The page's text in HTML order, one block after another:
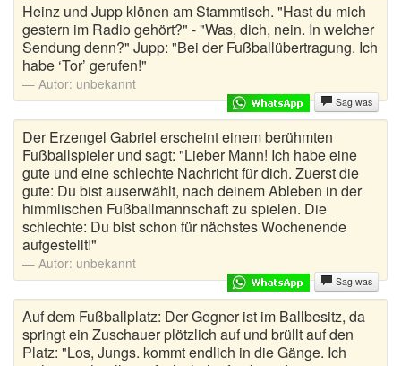
Heinz und Jupp klönen am Stammtisch. "Hast du mich
gestern im Radio gehört?" - "Was, dich, nein. In welcher
Sendung denn?" Jupp: "Bei der Fußballübertragung. Ich
habe ‘Tor’ gerufen!"
Autor: unbekannt
Sag was
Der Erzengel Gabriel erscheint einem berühmten
Fußballspieler und sagt: "Lieber Mann! Ich habe eine
gute und eine schlechte Nachricht für dich. Zuerst die
gute: Du bist auserwählt, nach deinem Ableben in der
himmlischen Fußballmannschaft zu spielen. Die
schlechte: Du bist schon für nächstes Wochenende
aufgestellt!"
Autor: unbekannt
Sag was
Auf dem Fußballplatz: Der Gegner ist im Ballbesitz, da
springt ein Zuschauer plötzlich auf und brüllt auf den
Platz: "Los, Jungs. kommt endlich in die Gänge. Ich